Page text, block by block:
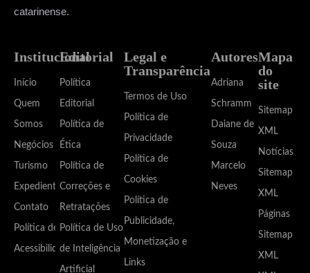
catarinense.
Institucional
Início
Quem
Somos
Negócios
Turismo
Expediente
Contato
Política de
Acessibilidade
Editorial
Política
Editorial
Política de
Ética
Política de
Correções e
Retratações
Política de Uso
de Inteligência
Artificial
Legal e
Transparência
Termos de Uso
Política de
Privacidade
Política de
Cookies
Política de
Publicidade,
Monetização e
Links
Autores
Adriana
Schramm
Daiane de
Souza
Marcelo
Neves
Mapa
do
site
Sitemap
XML
Notícias
Sitemap
XML
Páginas
Sitemap
XML